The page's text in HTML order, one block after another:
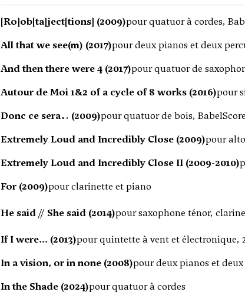
[Ro]ob[ta]ject[tions] (2009)pour quatuor à cordes,
All that we see(m) (2017)pour deux pianos et deux
And then there were 4 (2017)pour quatuor de
Autour de Moi 1&2 of a cycle of 8 works (2016)pour
Donc ce sera… (2009)pour quatuor de bois,
Extremely Loud and Incredibly Close (2009)pour
Extremely Loud and Incredibly Close II (2009-2010)
For (2009)pour clarinette et piano
He said // She said (2014)pour saxophone ténor,
If I were... (2013)pour quintette à vent et électronique,
In a vision, or in none (2008)pour deux pianos et
In the Shade (2024)pour quatuor à cordes